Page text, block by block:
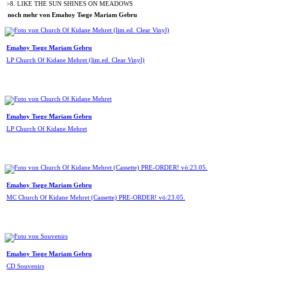
>8. LIKE THE SUN SHINES ON MEADOWS
noch mehr von Emahoy Tsege Mariam Gebru
Emahoy Tsege Mariam Gebru
LP Church Of Kidane Mehret (lim.ed. Clear Vinyl)
Emahoy Tsege Mariam Gebru
LP Church Of Kidane Mehret
Emahoy Tsege Mariam Gebru
MC Church Of Kidane Mehret (Cassette) PRE-ORDER! vö:23.05.
Emahoy Tsege Mariam Gebru
CD Souvenirs